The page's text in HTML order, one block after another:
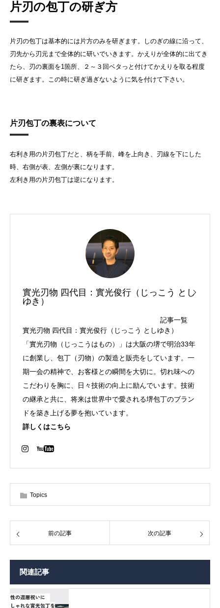
片刃の包丁の研ぎ方
片刃の包丁は基本的には片方のみを研ぎます。しのぎの線に沿って、
刃先から刃元まで全体的に研いでいきます。かえりが全体的に出てき
たら、刃の裏面を1箇所、２～３回ベタっと付けてかえりを取る程度
に研ぎます。この時に研ぎ過ぎないように気を付けて下さい。
片刃包丁の裏表について
右利き用の片刃包丁だと、柄を手前、峰を上向き、刃線を下にした
時、右側が表、左側が裏になります。
左利き用の片刃包丁は逆になります。
實光刃物 四代目：實光俊行（じっこう とし
ゆき）
記事一覧
實光刃物 四代目：實光俊行（じっこう としゆき）
「實光刃物（じっこうはもの）」は大阪の堺で明治33年
に創業し、包丁（刃物）の製造と販売をしています。一
期一会の精神で、お客様との瞬間を大切に。切れ味への
こだわりを胸に、日々技術の向上に励んでいます。技術
の継承と共に、将来は世界中で愛される堺包丁のブラン
ドを築き上げる夢を抱いています。
詳しくはこちら
Topics
前の記事 次の記事
関連記事